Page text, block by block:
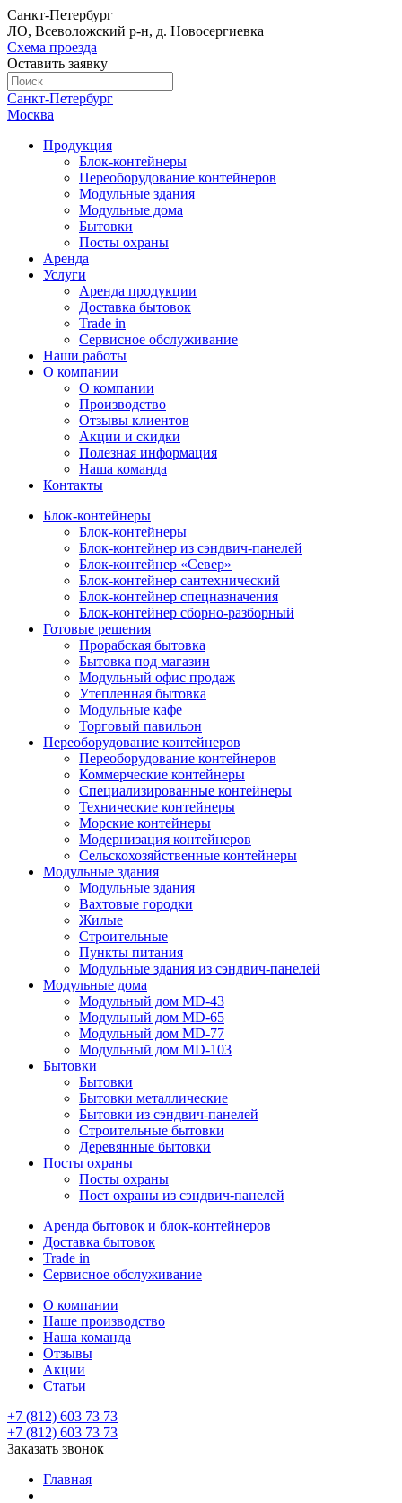
Санкт-Петербург
ЛО, Всеволожский р-н, д. Новосергиевка
Схема проезда
Оставить заявку
Санкт-Петербург
Москва
Продукция
Блок-контейнеры
Переоборудование контейнеров
Модульные здания
Модульные дома
Бытовки
Посты охраны
Аренда
Услуги
Аренда продукции
Доставка бытовок
Trade in
Сервисное обслуживание
Наши работы
О компании
О компании
Производство
Отзывы клиентов
Акции и скидки
Полезная информация
Наша команда
Контакты
Блок-контейнеры
Блок-контейнеры
Блок-контейнер из сэндвич-панелей
Блок-контейнер «Север»
Блок-контейнер сантехнический
Блок-контейнер спецназначения
Блок-контейнер сборно-разборный
Готовые решения
Прорабская бытовка
Бытовка под магазин
Модульный офис продаж
Утепленная бытовка
Модульные кафе
Торговый павильон
Переоборудование контейнеров
Переоборудование контейнеров
Коммерческие контейнеры
Специализированные контейнеры
Технические контейнеры
Морские контейнеры
Модернизация контейнеров
Сельскохозяйственные контейнеры
Модульные здания
Модульные здания
Вахтовые городки
Жилые
Строительные
Пункты питания
Модульные здания из сэндвич-панелей
Модульные дома
Модульный дом MD-43
Модульный дом MD-65
Модульный дом MD-77
Модульный дом MD-103
Бытовки
Бытовки
Бытовки металлические
Бытовки из сэндвич-панелей
Строительные бытовки
Деревянные бытовки
Посты охраны
Посты охраны
Пост охраны из сэндвич-панелей
Аренда бытовок и блок-контейнеров
Доставка бытовок
Trade in
Сервисное обслуживание
О компании
Наше производство
Наша команда
Отзывы
Акции
Статьи
+7 (812) 603 73 73
+7 (812) 603 73 73
Заказать звонок
Главная